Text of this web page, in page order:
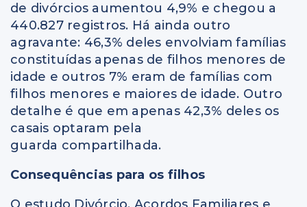
de divórcios aumentou 4,9% e chegou a
440.827 registros. Há ainda outro
agravante: 46,3% deles envolviam famílias
constituídas apenas de filhos menores de
idade e outros 7% eram de famílias com
filhos menores e maiores de idade. Outro
detalhe é que em apenas 42,3% deles os
casais optaram pela
guarda compartilhada.
Consequências para os filhos